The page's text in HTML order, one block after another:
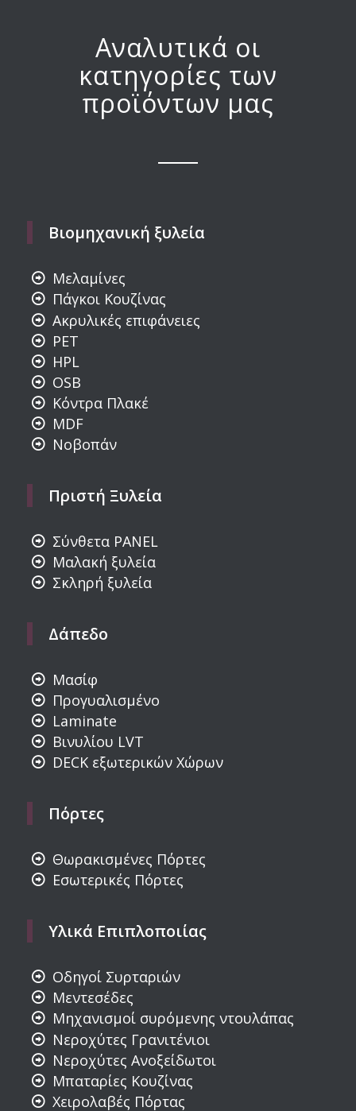
Αναλυτικά οι
κατηγορίες των
προϊόντων μας
Βιομηχανική ξυλεία
Μελαμίνες
Πάγκοι Κουζίνας
Ακρυλικές επιφάνειες
PET
HPL
OSB
Κόντρα Πλακέ
MDF
Νοβοπάν
Πριστή Ξυλεία
Σύνθετα PANEL
Μαλακή ξυλεία
Σκληρή ξυλεία
Δάπεδο
Μασίφ
Προγυαλισμένο
Laminate
Βινυλίου LVT
DECK εξωτερικών Χώρων
Πόρτες
Θωρακισμένες Πόρτες
Εσωτερικές Πόρτες
Υλικά Επιπλοποιίας
Οδηγοί Συρταριών
Μεντεσέδες
Μηχανισμοί συρόμενης ντουλάπας
Νεροχύτες Γρανιτένιοι
Νεροχύτες Ανοξείδωτοι
Μπαταρίες Κουζίνας
Χειρολαβές Πόρτας